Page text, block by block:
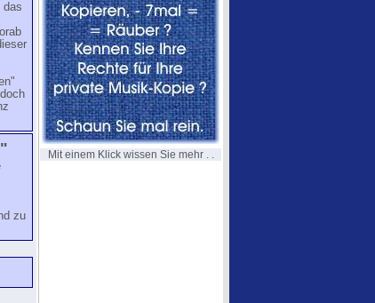
das
zu
Mit einem Klick wissen Sie mehr . .